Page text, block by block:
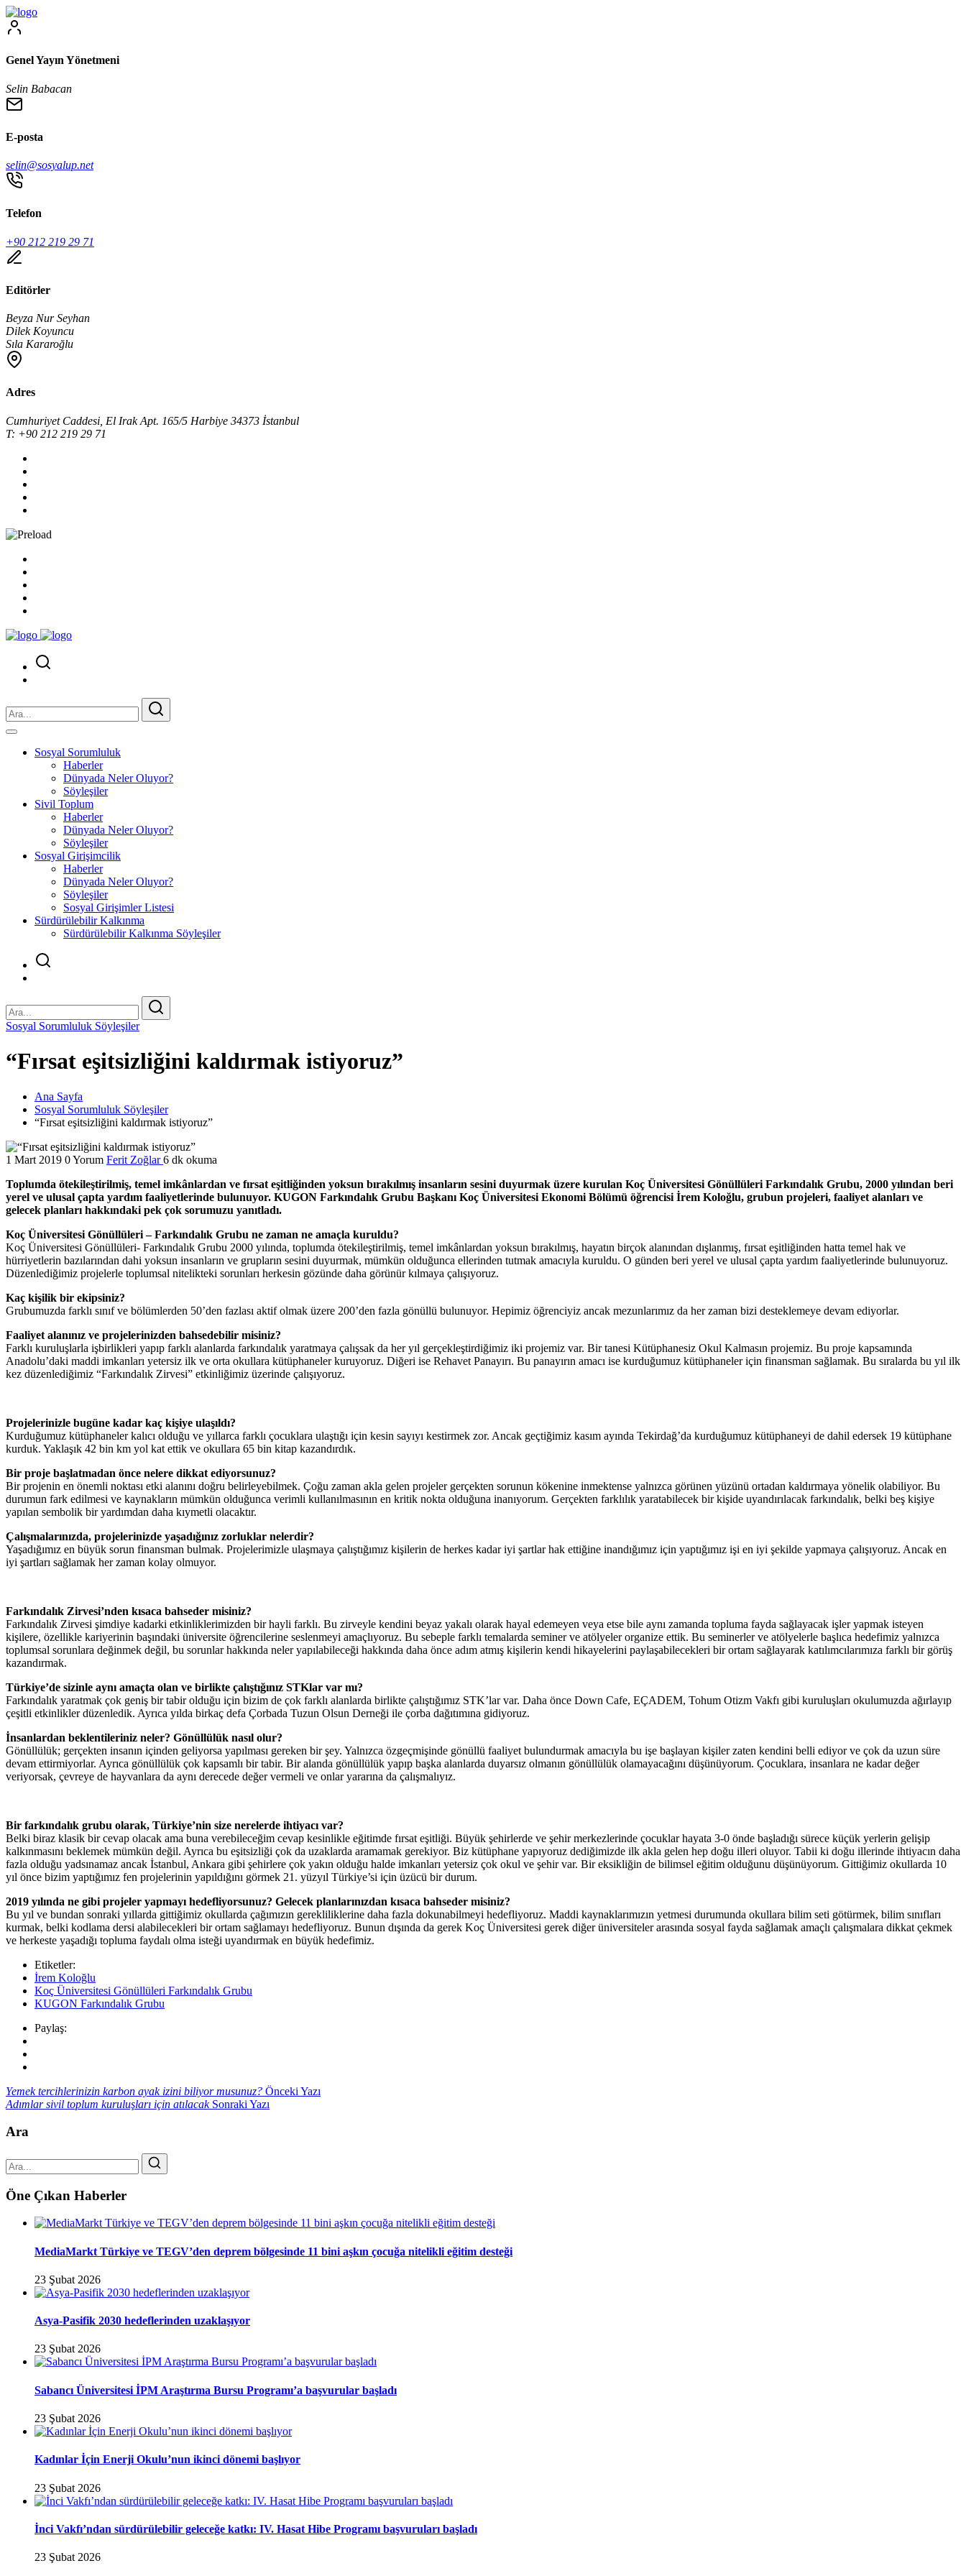
Genel Yayın Yönetmeni
Selin Babacan
E-posta
selin@sosyalup.net
Telefon
+90 212 219 29 71
Editörler
Beyza Nur Seyhan
Dilek Koyuncu
Sıla Kararoğlu
Adres
Cumhuriyet Caddesi, El Irak Apt. 165/5 Harbiye 34373 İstanbul
T: +90 212 219 29 71
Sosyal Sorumluluk
Haberler
Dünyada Neler Oluyor?
Söyleşiler
Sivil Toplum
Haberler
Dünyada Neler Oluyor?
Söyleşiler
Sosyal Girişimcilik
Haberler
Dünyada Neler Oluyor?
Söyleşiler
Sosyal Girişimler Listesi
Sürdürülebilir Kalkınma
Sürdürülebilir Kalkınma Söyleşiler
Sosyal Sorumluluk Söyleşiler
“Fırsat eşitsizliğini kaldırmak istiyoruz”
Ana Sayfa
Sosyal Sorumluluk Söyleşiler
“Fırsat eşitsizliğini kaldırmak istiyoruz”
1 Mart 2019 0 Yorum Ferit Zoğlar6 dk okuma
Toplumda ötekileştirilmiş, temel imkânlardan ve fırsat eşitliğinden yoksun bırakılmış insanların sesini duyurmak üzere kurulan Koç Üniversitesi Gönüllüleri Farkındalık Grubu, 2000 yılından beri
yerel ve ulusal çapta yardım faaliyetlerinde bulunuyor. KUGON Farkındalık Grubu Başkanı Koç Üniversitesi Ekonomi Bölümü öğrencisi İrem Koloğlu, grubun projeleri, faaliyet alanları ve
gelecek planları hakkındaki pek çok sorumuzu yanıtladı.
Koç Üniversitesi Gönüllüleri – Farkındalık Grubu ne zaman ne amaçla kuruldu?
Koç Üniversitesi Gönüllüleri- Farkındalık Grubu 2000 yılında, toplumda ötekileştirilmiş, temel imkânlardan yoksun bırakılmış, hayatın birçok alanından dışlanmış, fırsat eşitliğinden hatta temel hak ve
hürriyetlerin bazılarından dahi yoksun insanların ve grupların sesini duyurmak, mümkün olduğunca ellerinden tutmak amacıyla kuruldu. O günden beri yerel ve ulusal çapta yardım faaliyetlerinde bulunuyoruz.
Düzenlediğimiz projelerle toplumsal nitelikteki sorunları herkesin gözünde daha görünür kılmaya çalışıyoruz.
Kaç kişilik bir ekipsiniz?
Grubumuzda farklı sınıf ve bölümlerden 50’den fazlası aktif olmak üzere 200’den fazla gönüllü bulunuyor. Hepimiz öğrenciyiz ancak mezunlarımız da her zaman bizi desteklemeye devam ediyorlar.
Faaliyet alanınız ve projelerinizden bahsedebilir misiniz?
Farklı kuruluşlarla işbirlikleri yapıp farklı alanlarda farkındalık yaratmaya çalışsak da her yıl gerçekleştirdiğimiz iki projemiz var. Bir tanesi Kütüphanesiz Okul Kalmasın projemiz. Bu proje kapsamında
Anadolu’daki maddi imkanları yetersiz ilk ve orta okullara kütüphaneler kuruyoruz. Diğeri ise Rehavet Panayırı. Bu panayırın amacı ise kurduğumuz kütüphaneler için finansman sağlamak. Bu sıralarda bu yıl ilk
kez düzenlediğimiz “Farkındalık Zirvesi” etkinliğimiz üzerinde çalışıyoruz.
Projelerinizle bugüne kadar kaç kişiye ulaşıldı?
Kurduğumuz kütüphaneler kalıcı olduğu ve yıllarca farklı çocuklara ulaştığı için kesin sayıyı kestirmek zor. Ancak geçtiğimiz kasım ayında Tekirdağ’da kurduğumuz kütüphaneyi de dahil edersek 19 kütüphane
kurduk. Yaklaşık 42 bin km yol kat ettik ve okullara 65 bin kitap kazandırdık.
Bir proje başlatmadan önce nelere dikkat ediyorsunuz?
Bir projenin en önemli noktası etki alanını doğru belirleyebilmek. Çoğu zaman akla gelen projeler gerçekten sorunun kökenine inmektense yalnızca görünen yüzünü ortadan kaldırmaya yönelik olabiliyor. Bu
durumun fark edilmesi ve kaynakların mümkün olduğunca verimli kullanılmasının en kritik nokta olduğuna inanıyorum. Gerçekten farklılık yaratabilecek bir kişide uyandırılacak farkındalık, belki beş kişiye
yapılan sembolik bir yardımdan daha kıymetli olacaktır.
Çalışmalarınızda, projelerinizde yaşadığınız zorluklar nelerdir?
Yaşadığımız en büyük sorun finansman bulmak. Projelerimizle ulaşmaya çalıştığımız kişilerin de herkes kadar iyi şartlar hak ettiğine inandığımız için yaptığımız işi en iyi şekilde yapmaya çalışıyoruz. Ancak en
iyi şartları sağlamak her zaman kolay olmuyor.
Farkındalık Zirvesi’nden kısaca bahseder misiniz?
Farkındalık Zirvesi şimdiye kadarki etkinliklerimizden bir hayli farklı. Bu zirveyle kendini beyaz yakalı olarak hayal edemeyen veya etse bile aynı zamanda topluma fayda sağlayacak işler yapmak isteyen
kişilere, özellikle kariyerinin başındaki üniversite öğrencilerine seslenmeyi amaçlıyoruz. Bu sebeple farklı temalarda seminer ve atölyeler organize ettik. Bu seminerler ve atölyelerle başlıca hedefimiz yalnızca
toplumsal sorunlara değinmek değil, bu sorunlar hakkında neler yapılabileceği hakkında daha önce adım atmış kişilerin kendi hikayelerini paylaşabilecekleri bir ortam sağlayarak katılımcılarımıza farklı bir görüş
kazandırmak.
Türkiye’de sizinle aynı amaçta olan ve birlikte çalıştığınız STKlar var mı?
Farkındalık yaratmak çok geniş bir tabir olduğu için bizim de çok farklı alanlarda birlikte çalıştığımız STK’lar var. Daha önce Down Cafe, EÇADEM, Tohum Otizm Vakfı gibi kuruluşları okulumuzda ağırlayıp
çeşitli etkinlikler düzenledik. Ayrıca yılda birkaç defa Çorbada Tuzun Olsun Derneği ile çorba dağıtımına gidiyoruz.
İnsanlardan beklentileriniz neler? Gönüllülük nasıl olur?
Gönüllülük; gerçekten insanın içinden geliyorsa yapılması gereken bir şey. Yalnızca özgeçmişinde gönüllü faaliyet bulundurmak amacıyla bu işe başlayan kişiler zaten kendini belli ediyor ve çok da uzun süre
devam ettirmiyorlar. Ayrıca gönüllülük çok kapsamlı bir tabir. Bir alanda gönüllülük yapıp başka alanlarda duyarsız olmanın gönüllülük olamayacağını düşünüyorum. Çocuklara, insanlara ne kadar değer
veriyorsak, çevreye de hayvanlara da aynı derecede değer vermeli ve onlar yararına da çalışmalıyız.
Bir farkındalık grubu olarak, Türkiye’nin size nerelerde ihtiyacı var?
Belki biraz klasik bir cevap olacak ama buna verebileceğim cevap kesinlikle eğitimde fırsat eşitliği. Büyük şehirlerde ve şehir merkezlerinde çocuklar hayata 3-0 önde başladığı sürece küçük yerlerin gelişip
kalkınmasını beklemek mümkün değil. Ayrıca bu eşitsizliği çok da uzaklarda aramamak gerekiyor. Biz kütüphane yapıyoruz dediğimizde ilk akla gelen hep doğu illeri oluyor. Tabii ki doğu illerinde ihtiyacın daha
fazla olduğu yadsınamaz ancak İstanbul, Ankara gibi şehirlere çok yakın olduğu halde imkanları yetersiz çok okul ve şehir var. Bir eksikliğin de bilimsel eğitim olduğunu düşünüyorum. Gittiğimiz okullarda 10
yıl önce bizim yaptığımız fen projelerinin yapıldığını görmek 21. yüzyıl Türkiye’si için üzücü bir durum.
2019 yılında ne gibi projeler yapmayı hedefliyorsunuz? Gelecek planlarınızdan kısaca bahseder misiniz?
Bu yıl ve bundan sonraki yıllarda gittiğimiz okullarda çağımızın gerekliliklerine daha fazla dokunabilmeyi hedefliyoruz. Maddi kaynaklarımızın yetmesi durumunda okullara bilim seti götürmek, bilim sınıfları
kurmak, belki kodlama dersi alabilecekleri bir ortam sağlamayı hedefliyoruz. Bunun dışında da gerek Koç Üniversitesi gerek diğer üniversiteler arasında sosyal fayda sağlamak amaçlı çalışmalara dikkat çekmek
ve herkeste yaşadığı topluma faydalı olma isteği uyandırmak en büyük hedefimiz.
Etiketler:
İrem Koloğlu
Koç Üniversitesi Gönüllüleri Farkındalık Grubu
KUGON Farkındalık Grubu
Paylaş:
Yemek tercihlerinizin karbon ayak izini biliyor musunuz? Önceki Yazı
Adımlar sivil toplum kuruluşları için atılacakSonraki Yazı
Ara
Öne Çıkan Haberler
MediaMarkt Türkiye ve TEGV’den deprem bölgesinde 11 bini aşkın çocuğa nitelikli eğitim desteği
23 Şubat 2026
Asya-Pasifik 2030 hedeflerinden uzaklaşıyor
23 Şubat 2026
Sabancı Üniversitesi İPM Araştırma Bursu Programı’a başvurular başladı
23 Şubat 2026
Kadınlar İçin Enerji Okulu’nun ikinci dönemi başlıyor
23 Şubat 2026
İnci Vakfı’ndan sürdürülebilir geleceğe katkı: IV. Hasat Hibe Programı başvuruları başladı
23 Şubat 2026